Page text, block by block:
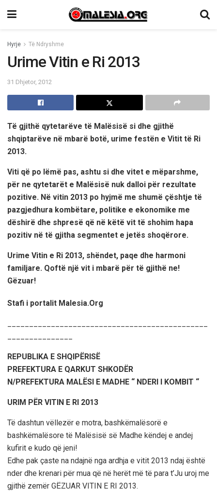
Hyrje Të Ndryshme
Urime Vitin e Ri 2013
31 Dhjetor, 2012
Të gjithë qytetarëve të Malësisë si dhe gjithë
shqiptarëve në mbarë botë, urime festën e Vitit të Ri
2013.
Viti që po lëmë pas, ashtu si dhe vitet e mëparshme,
për ne qytetarët e Malësisë nuk dalloi për rezultate
pozitive. Në vitin 2013 po hyjmë me shumë çështje të
pazgjedhura kombëtare, politike e ekonomike me
dëshirë dhe shpresë që në këtë vit të shohim hapa
pozitiv në të gjitha segmentet e jetës shoqërore.
Urime Vitin e Ri 2013, shëndet, paqe dhe harmoni
familjare. Qoftë një vit i mbarë për të gjithë ne!
Gëzuar!
Stafi i portalit Malesia.Org
REPUBLIKA E SHQIPËRISË
PREFEKTURA E QARKUT SHKODËR
N/PREFEKTURA MALËSI E MADHE “ NDERI I KOMBIT “
URIM PËR VITIN E RI 2013
Të dashtun vëllezër e motra, bashkëmalësorë e
bashkëmalësore të Malësisë së Madhe këndej e andej
kufirit e kudo që jeni!
Edhe pak çaste na ndajnë nga ardhja e vitit 2013 ndaj është
nder dhe krenari për mua që në herët më të para t’Ju uroj me
gjithë zemër GËZUAR VITIN E RI 2013.